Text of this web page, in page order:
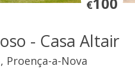
€
- Casa Altair
Proença-a-Nova